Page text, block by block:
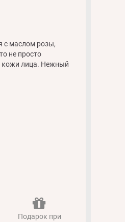
с маслом розы,
не просто
кожи лица. Нежный
Подарок при